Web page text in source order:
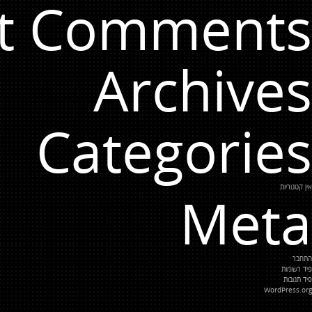
Comments
Archives
Categories
אין קטגוריות
Meta
התחבר
פיד רשומות
פיד תגובות
WordPress.org